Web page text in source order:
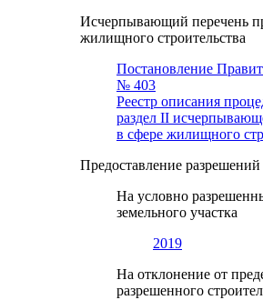
Исчерпывающий перечень
жилищного строительства
Постановление
№ 403
Реестр описания
раздел II
в сфере жилищного
Предоставление разрешений
На условно
земельного участка
2019
На отклонение от
разрешенного